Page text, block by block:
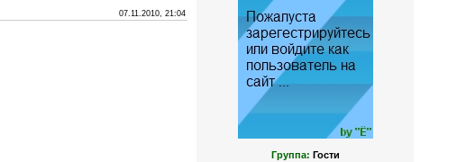
07.11.2010, 21:04
Группа: Гости